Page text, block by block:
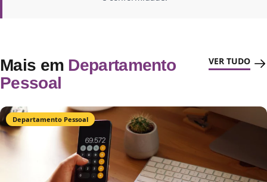
Mais em Departamento
Pessoal
VER TUDO
Departamento Pessoal